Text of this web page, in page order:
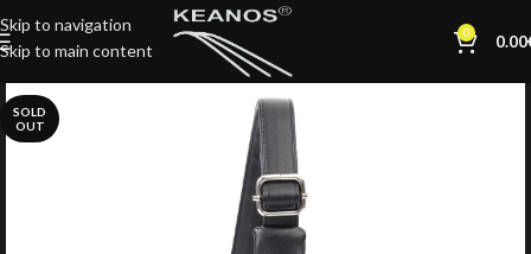
Skip to navigation
Skip to main content
0 0.00
SOLD
OUT